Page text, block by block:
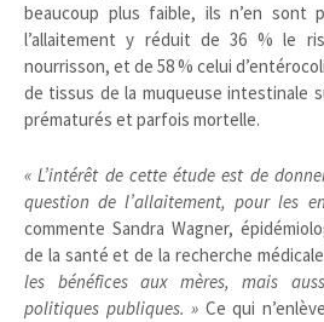
beaucoup plus faible, ils n’en sont
l’allaitement y réduit de 36 % le
nourrisson, et de 58 % celui
de tissus de la muqueuse intestinale
prématurés et parfois mortelle.
« L’intérêt de cette étude est de
question de l’allaitement, pour les
commente Sandra Wagner,
de la santé et de la recherche
les bénéfices aux mères, mais
politiques publiques. » Ce qui